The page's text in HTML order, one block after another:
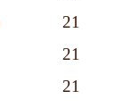
21
21
21